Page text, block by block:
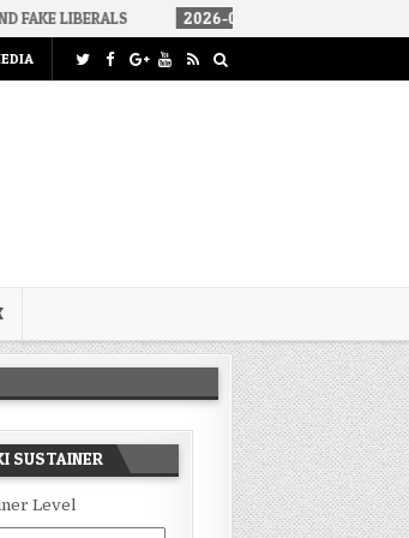
2026-08-02 THE SOUNDS OF SILENCE
SUSTAINER
Level